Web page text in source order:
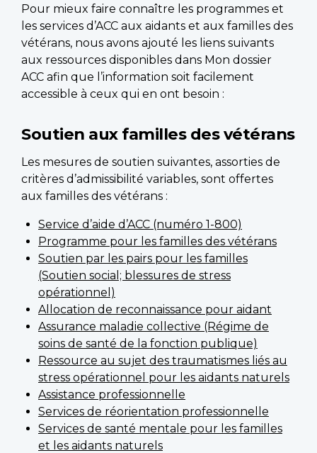
Pour mieux faire connaître les programmes et
les services d’ACC aux aidants et aux familles des
vétérans, nous avons ajouté les liens suivants
aux ressources disponibles dans Mon dossier
ACC afin que l’information soit facilement
accessible à ceux qui en ont besoin :
Soutien aux familles des vétérans
Les mesures de soutien suivantes, assorties de
critères d’admissibilité variables, sont offertes
aux familles des vétérans :
Service d’aide d’ACC (numéro 1-800)
Programme pour les familles des vétérans
Soutien par les pairs pour les familles
(Soutien social; blessures de stress
opérationnel)
Allocation de reconnaissance pour aidant
Assurance maladie collective (Régime de
soins de santé de la fonction publique)
Ressource au sujet des traumatismes liés au
stress opérationnel pour les aidants naturels
Assistance professionnelle
Services de réorientation professionnelle
Services de santé mentale pour les familles
et les aidants naturels